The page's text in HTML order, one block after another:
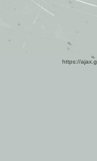
https://